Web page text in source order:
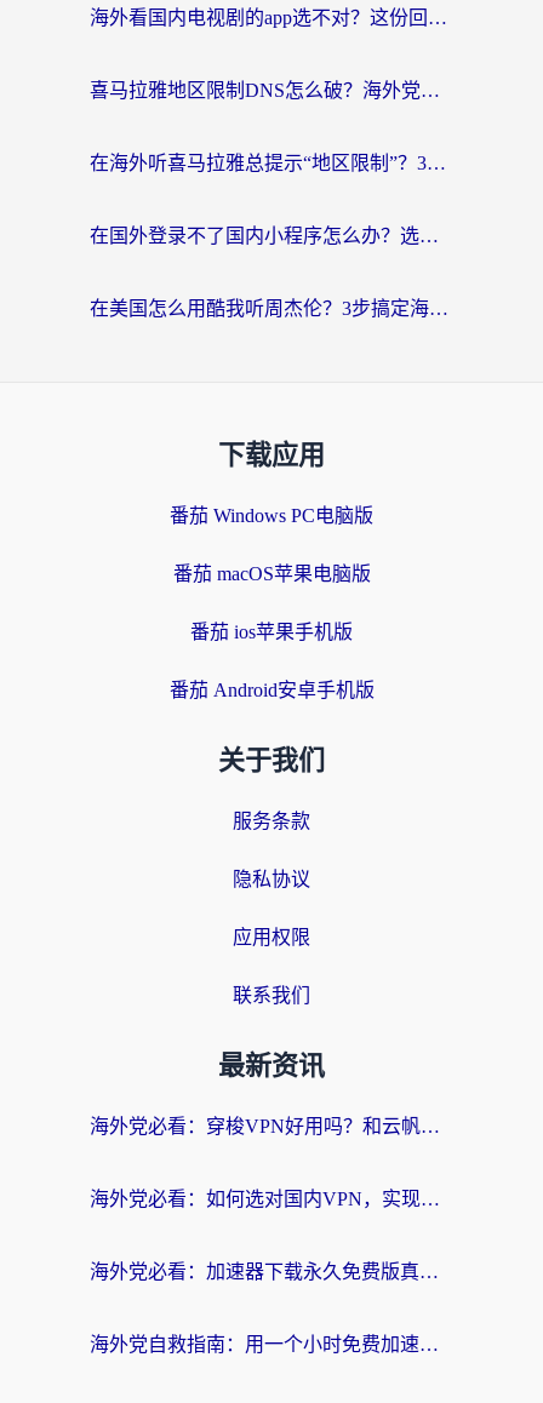
海外看国内电视剧的app选不对？这份回国加速器避坑指南帮你流畅追剧
喜马拉雅地区限制DNS怎么破？海外党听国内音乐听书的终极解决方案
在海外听喜马拉雅总提示“地区限制”？3步轻松解除+听国内音乐全攻略
在国外登录不了国内小程序怎么办？选对回国加速器，轻松解锁国内资源
在美国怎么用酷我听周杰伦？3步搞定海外听歌难题
下载应用
番茄 Windows PC电脑版
番茄 macOS苹果电脑版
番茄 ios苹果手机版
番茄 Android安卓手机版
关于我们
服务条款
隐私协议
应用权限
联系我们
最新资讯
海外党必看：穿梭VPN好用吗？和云帆VPN对比哪个回国效果更好？附真实测评+避坑指南
海外党必看：如何选对国内VPN，实现无缝访问国内资源？
海外党必看：加速器下载永久免费版真的存在吗？教你无缝访问国内资源的正确姿势
海外党自救指南：用一个小时免费加速器，轻松打破国内资源访问壁垒？